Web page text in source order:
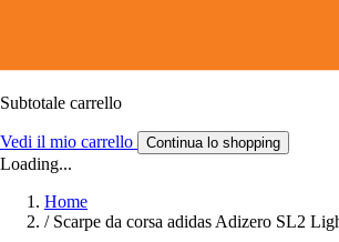
Subtotale carrello
Vedi il mio carrello Continua lo shopping
Loading...
Home
/ Scarpe da corsa adidas Adizero SL2